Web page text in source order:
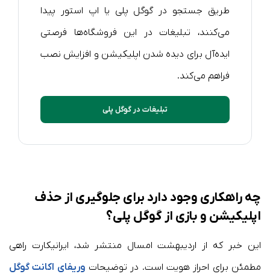
طریق جستجو در گوگل پلی یا اپ استور پیدا
می‌کنند، تبلیغات در این فروشگاه‌ها فرصتی
ایده‌آل برای دیده شدن اپلیکیشن و افزایش نصب
فراهم می‌کند.
تبلیغات در گوگل پلی
چه راهکاری وجود دارد برای جلوگیری از حذف
اپلیکیشن و بازی از گوگل پلی؟
این خبر که از اردیبهشت امسال منتشر شد، ایرانیکارت راهی
مطمئن برای احراز هویت است. در توضیحات وریفای اکانت گوگل